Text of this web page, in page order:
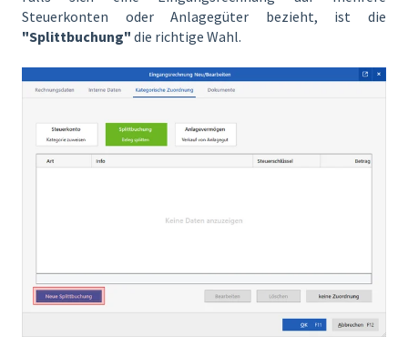
Steuerkonten oder Anlagegüter bezieht, ist die
"Splittbuchung" die richtige Wahl.